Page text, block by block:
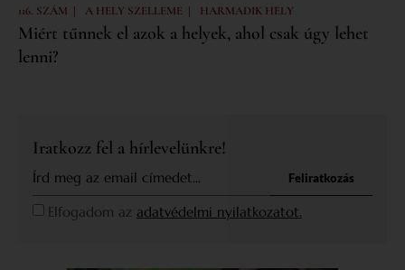
116. SZÁM | A HELY SZELLEME | HARMADIK HELY
Miért tűnnek el azok a helyek, ahol csak úgy lehet
lenni?
Iratkozz fel a hírlevelünkre!
Elfogadom az adatvédelmi nyilatkozatot.
Feliratkozás